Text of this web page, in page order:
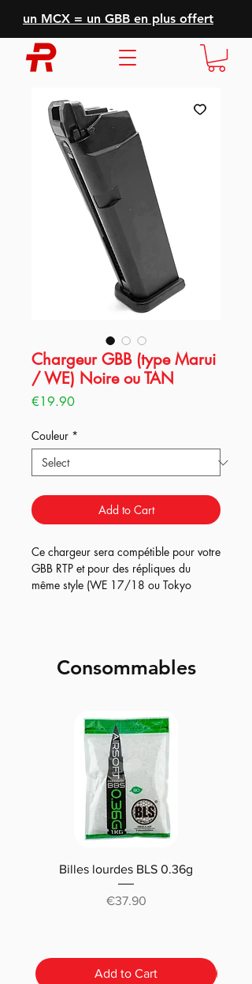
un MCX = un GBB en plus offert
Chargeur GBB (type Marui
/ WE) Noire ou TAN
€19.90Price
Couleur *
Add to Cart
Ce chargeur sera compétible pour votre
GBB RTP et pour des répliques du
même style (WE 17/18 ou Tokyo
Consommables
Billes lourdes BLS 0.36g
Price
€37.90
Add to Cart